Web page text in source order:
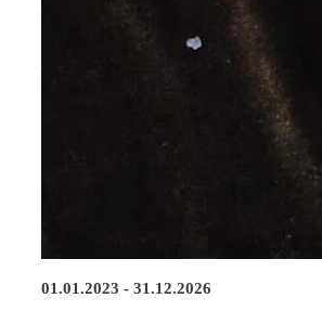
01.01.2023 - 31.12.2026